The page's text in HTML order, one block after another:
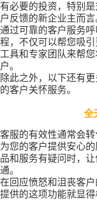
有必要的投资，特别
户反馈的新企业主而言
通过可靠的客户服务
程，不仅可以帮您吸
工具和专家团队来帮
户。
除此之外，以下还有
的客户关怀服务。
全
客服的有效性通常会
为您的客户提供安心
品和服务有疑问时，
通。
在回应愤怒和沮丧客
提供的这项功能就显得